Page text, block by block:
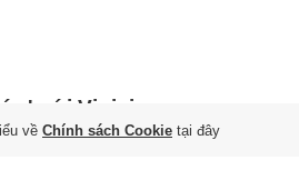
với Vinicius
về Chính sách Cookie tại đây